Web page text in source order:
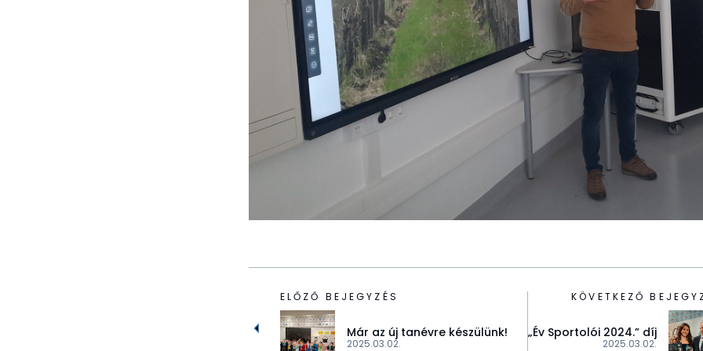
ELŐZŐ BEJEGYZÉS
2025.03.02.
Már az új tanévre készülünk!
KÖVETKEZŐ
2025.03.02.
„Év Sportolói 2024.” díj